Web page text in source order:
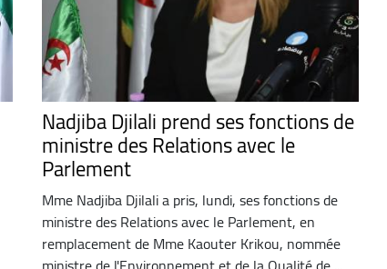
Nadjiba Djilali prend ses fonctions de
ministre des Relations avec le
Parlement
Mme Nadjiba Djilali a pris, lundi, ses fonctions de
ministre des Relations avec le Parlement, en
remplacement de Mme Kaouter Krikou, nommée